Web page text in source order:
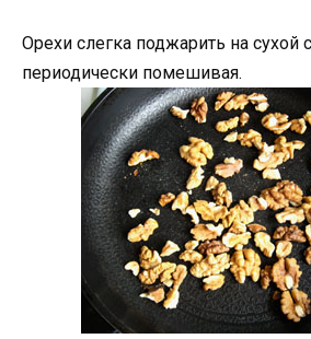
Орехи слегка поджарить на сухой
периодически помешивая.